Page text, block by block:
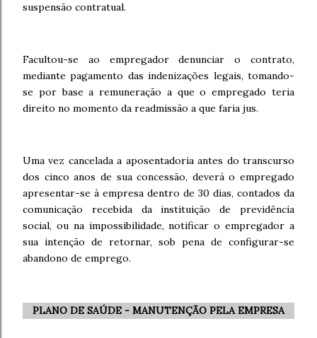
suspensão contratual.
Facultou-se ao empregador denunciar o contrato,
mediante pagamento das indenizações legais, tomando-
se por base a remuneração a que o empregado teria
direito no momento da readmissão a que faria jus.
Uma vez cancelada a aposentadoria antes do transcurso
dos cinco anos de sua concessão, deverá o empregado
apresentar-se à empresa dentro de 30 dias, contados da
comunicação recebida da instituição de previdência
social, ou na impossibilidade, notificar o empregador a
sua intenção de retornar, sob pena de configurar-se
abandono de emprego.
PLANO DE SAÚDE - MANUTENÇÃO PELA EMPRESA